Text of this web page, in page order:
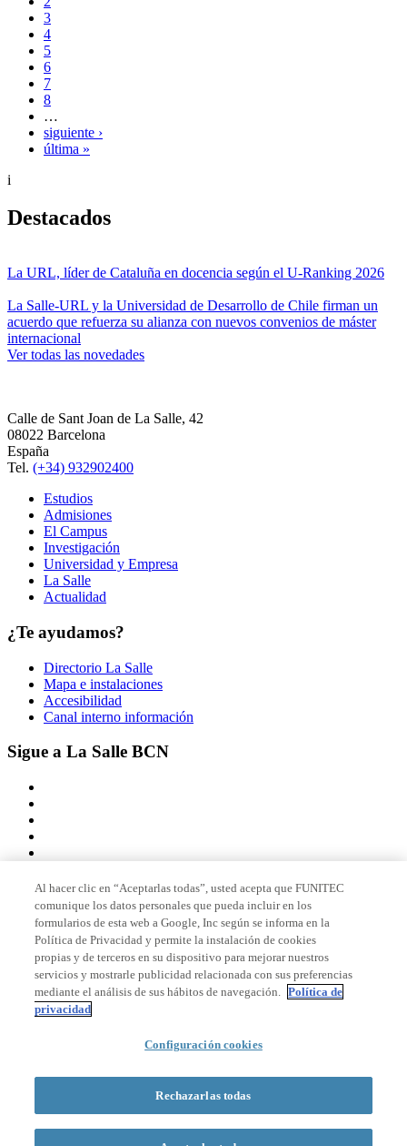
3
4
5
6
7
8
…
siguiente ›
última »
i
Destacados
La URL, líder de Cataluña en docencia según el U-Ranking 2026
La Salle-URL y la Universidad de Desarrollo de Chile firman un
acuerdo que refuerza su alianza con nuevos convenios de máster
internacional
Ver todas las novedades
Calle de Sant Joan de La Salle, 42
08022 Barcelona
España
Tel. (+34) 932902400
Estudios
Admisiones
El Campus
Investigación
Universidad y Empresa
La Salle
Actualidad
¿Te ayudamos?
Directorio La Salle
Mapa e instalaciones
Accesibilidad
Canal interno información
Sigue a La Salle BCN
Miembro de
Acreditaciones
© 2026 La Salle Campus Barcelona - URL |
Formulario de búsqueda
Al hacer clic en “Aceptarlas todas”, usted acepta que FUNITEC
comunique los datos personales que pueda incluir en los
formularios de esta web a Google, Inc según se informa en la
Política de Privacidad y permite la instalación de cookies
propias y de terceros en su dispositivo para mejorar nuestros
servicios y mostrarle publicidad relacionada con sus preferencias
mediante el análisis de sus hábitos de navegación. Política de
privacidad
Configuración cookies
Rechazarlas todas